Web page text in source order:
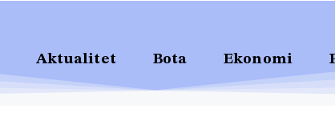
Aktualitet Bota Ekonomi